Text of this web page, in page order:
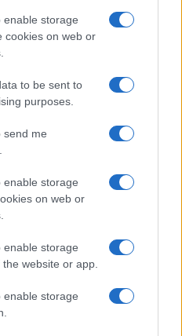
enable storage
cookies on web or
to be sent to
purposes.
send me
enable storage
on web or
enable storage
website or app.
enable storage